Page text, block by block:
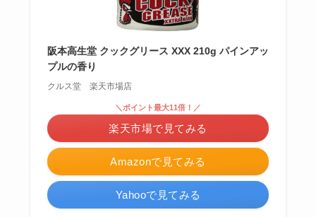
阪本高生堂 クックグリース XXX 210g パインアッ
プルの香り
クルス堂 楽天市場店
Amazonで見てみる
＼ポイント最大11倍！／
楽天市場で見てみる
Yahooで見てみる